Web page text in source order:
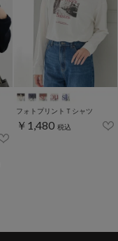
フォトプリントＴシャツ
￥1,480 税込